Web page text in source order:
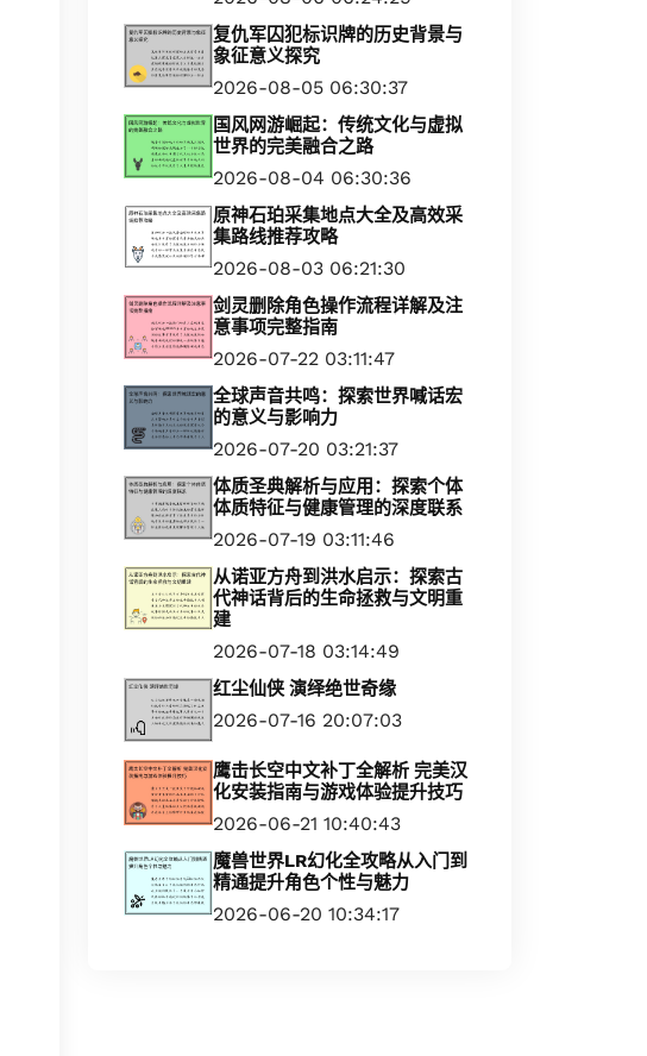
复仇军囚犯标识牌的历史背景与
象征意义探究
2026-08-05 06:30:37
国风网游崛起：传统文化与虚拟
世界的完美融合之路
2026-08-04 06:30:36
原神石珀采集地点大全及高效采
集路线推荐攻略
2026-08-03 06:21:30
剑灵删除角色操作流程详解及注
意事项完整指南
2026-07-22 03:11:47
全球声音共鸣：探索世界喊话宏
的意义与影响力
2026-07-20 03:21:37
体质圣典解析与应用：探索个体
体质特征与健康管理的深度联系
2026-07-19 03:11:46
从诺亚方舟到洪水启示：探索古
代神话背后的生命拯救与文明重
建
2026-07-18 03:14:49
红尘仙侠 演绎绝世奇缘
2026-07-16 20:07:03
鹰击长空中文补丁全解析 完美汉
化安装指南与游戏体验提升技巧
2026-06-21 10:40:43
魔兽世界LR幻化全攻略从入门到
精通提升角色个性与魅力
2026-06-20 10:34:17